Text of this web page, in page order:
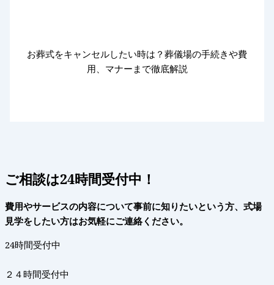
お葬式をキャンセルしたい時は？葬儀場の手続きや費
用、マナーまで徹底解説
ご相談は24時間受付中！
費用やサービスの内容について事前に知りたいという方、式場
見学をしたい方はお気軽にご連絡ください。
24時間受付中
２４時間受付中